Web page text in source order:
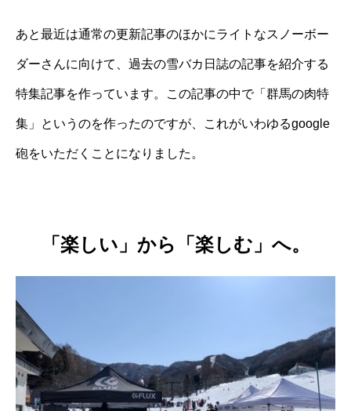
あと最近は通常の更新記事のほかにライトなスノーボー
ダーさんに向けて、過去の雪バカ日誌の記事を紹介する
特集記事を作っています。この記事の中で「群馬の肉特
集」というのを作ったのですが、これがいわゆるgoogle
砲をいただくことになりました。
「楽しい」から「楽しむ」へ。